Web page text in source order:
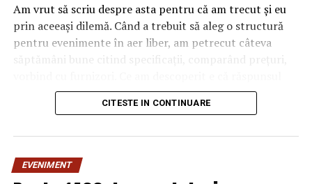
Am vrut să scriu despre asta pentru că am trecut și eu
prin aceeași dilemă. Când a trebuit să aleg o structură
pentru evenimente în aer liber, am petrecut câteva
săptămâni bune citind specificații, comparând prețuri,
„corect” depinde mult de context, de cât de des muți
pavilionul și de ce condiții meteo ai de înfruntat.
materialului mai mult decât
CITESTE IN CONTINUARE
EVENIMENT